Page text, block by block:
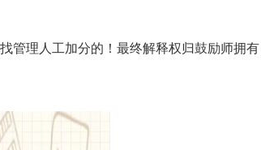
管理人工加分的！最终解释权归鼓励师拥